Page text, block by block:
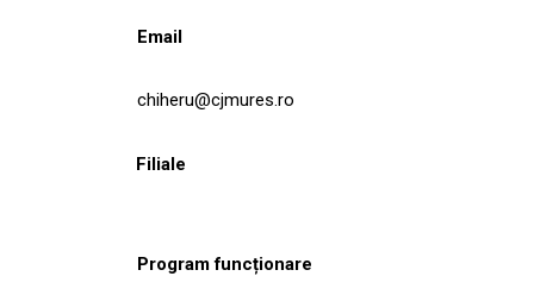
Email
chiheru@cjmures.ro
Filiale
Program funcționare